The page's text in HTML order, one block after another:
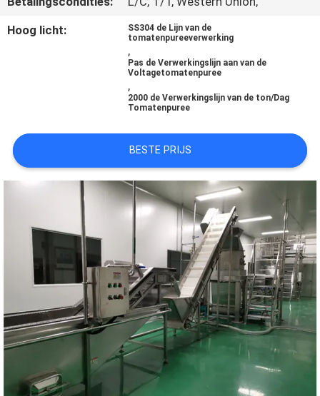
NEEM
VRAAG
EEN
OFFERTE
SITEMAP
PRIVACY
POLICY
Hoog licht:
SS304 de Lijn van de
tomatenpureeverwerking
,
Pas de Verwerkingslijn aan van de
Voltagetomatenpuree
,
2000 de Verwerkingslijn van de ton/Dag
Tomatenpuree
BESTE PRIJS